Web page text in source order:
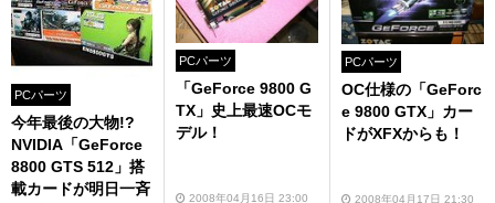
PCパーツ
今年最後の大物!?
NVIDIA「GeForce
8800 GTS 512」搭
載カードが明日一斉
PCパーツ
「GeForce 9800 G
TX」史上最速OCモ
デル！
2008年04月16日 23:00
PCパーツ
OC仕様の「GeForc
e 9800 GTX」カー
ドがXFXからも！
2008年04月17日 21:30